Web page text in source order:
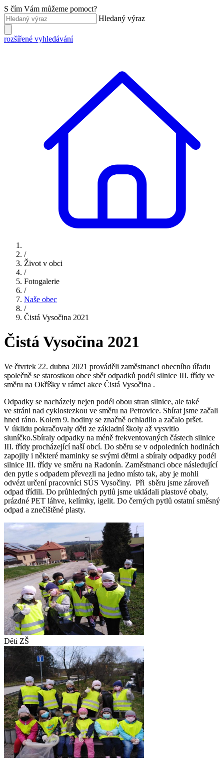
S čím Vám můžeme pomoct?
Hledaný výraz
rozšířené vyhledávání
/
Život v obci
/
Fotogalerie
/
Naše obec
/
Čistá Vysočina 2021
Čistá Vysočina 2021
Ve čtvrtek 22. dubna 2021 prováděli zaměstnanci obecního úřadu
společně se starostkou obce sběr odpadků podél silnice III. třídy ve
směru na Okříšky v rámci akce Čistá Vysočina .
Odpadky se nacházely nejen podél obou stran silnice, ale také
ve stráni nad cyklostezkou ve směru na Petrovice. Sbírat jsme začali
hned ráno. Kolem 9. hodiny se značně ochladilo a začalo pršet.
V úklidu pokračovaly děti ze základní školy až vysvitlo
sluníčko.Sbíraly odpadky na méně frekventovaných částech silnice
III. třídy procházející naší obcí. Do sběru se v odpoledních hodinách
zapojily i některé maminky se svými dětmi a sbíraly odpadky podél
silnice III. třídy ve směru na Radonín. Zaměstnanci obce následující
den pytle s odpadem převezli na jedno místo tak, aby je mohli
odvézt určení pracovníci SÚS Vysočiny. Při sběru jsme zároveň
odpad třídili. Do průhledných pytlů jsme ukládali plastové obaly,
prázdné PET láhve, kelímky, igelit. Do černých pytlů ostatní směsný
odpad a znečištěné plasty.
Děti ZŠ